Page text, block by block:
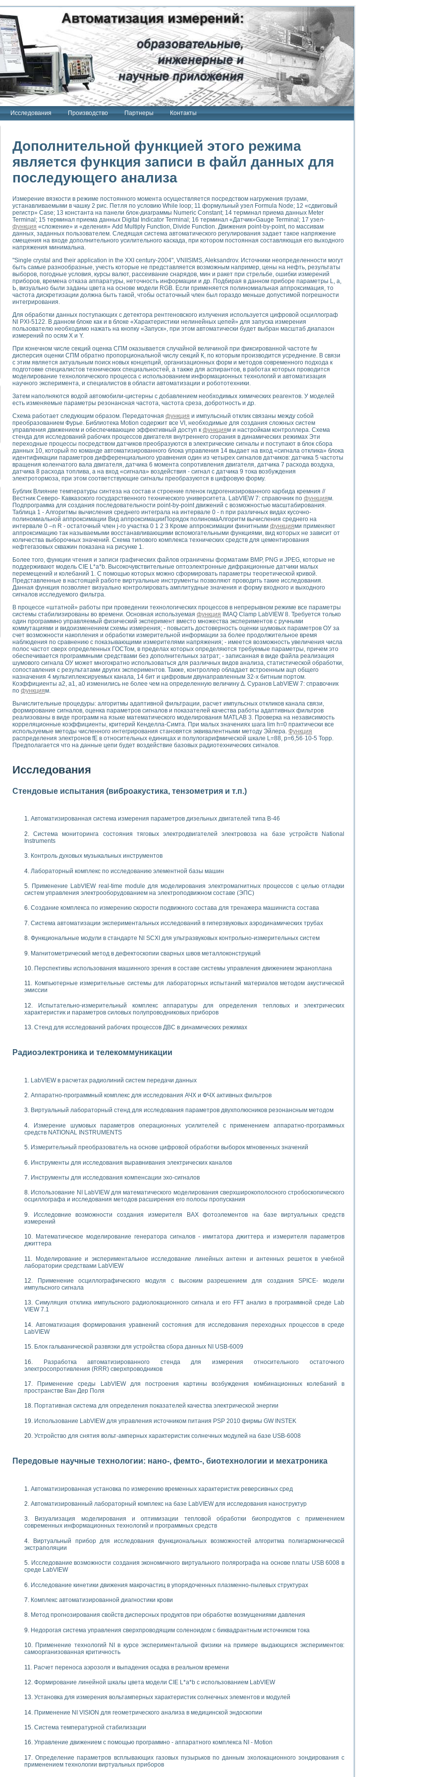
Исследования Производство Партнеры Контакты
"Сигнал-USB"
Интроскан
система
USB"
терапии серии СКАН
тензометрия и т.п.)
измерения параметров дизельных двигателей типа В-46
тяговых электродвигателей электровоза на базе устройств National Instruments
инструментов
элементной базы машин
module для моделирования электромагнитных процессов с целью отладки систем управления электрооборудованием на электроподвижном составе
скорости подвижного состава для тренажера машиниста состава
исследований в гиперзвуковых аэродинамических трубах
Nl SCXI для ультразвуковых контрольно-измерительных систем
сварных швов металлоконструкций
зрения в составе системы управления движением экраноплана
системы для лабораторных испытаний материалов методом акустической эмиссии
комплекс аппаратуры для определения тепловых и электрических характеристик и параметров силовых полупроводниковых приборов
процессов ДВС в динамических режимах
систем передачи данных
для исследования АЧХ и ФЧХ активных фильтров
для исследования параметров двухполюсников резонансным методом
операционных усилителей с применением аппаратно-программных средств NATIONAL INSTRUMENTS
на основе цифровой обработки выборок мгновенных значений
выравнивания электрических каналов
компенсации эхо-сигналов
математического моделирования сверхширокополосного стробоскопического осциллографа и исследования методов расширения его полосы
измерителя ВАХ фотоэлементов на базе виртуальных средств измерений
генератора сигналов - имитатора джиттера и измерителя параметров джиттера
исследование линейных антенн и антенных решеток в учебной лаборатории средствами LabVIEW
модуля с высоким разрешением для создания SPICE- модели импульсного сигнала
радиолокационного сигнала и его FFT анализ в программной среде Lab VIEW 7.1
уравнений состояния для исследования переходных процессов в среде LabVIEW
для устройства сбора данных NI USB-6009
стенда для измерения относительного остаточного электросопротивления (RRR) сверхпроводников
построения картины возбуждения комбинационных колебаний в пространстве Ван Дер Поля
показателей качества электрической энергии
управления источником питания PSP 2010 фирмы GW INSTEK
амперных характеристик солнечных модулей на базе USB-6008
нано-, фемто-, биотехнологии и мехатроника
по измерению временных характеристик реверсивных сред
комплекс на базе LabVIEW для исследования наноструктур
и оптимизации тепловой обработки биопродуктов с применением современных информационных технологий и программных средств
функциональных возможностей алгоритма полигармонической экстраполяции
экономичного виртуального полярографа на основе платы USB 6008 в среде LabVIEW
макрочастиц в упорядоченных плазменно-пылевых структурах
диагностики крови
дисперсных продуктов при обработке возмущениями давления
сверхпроводящим соленоидом с биквадрантным источником тока
экспериментальной физики на примере выдающихся экспериментов: самоорганизованная критичность
выпадения осадка в реальном времени
цвета модели CIE L*a*b с использованием LabVIEW
характеристик солнечных элементов и модулей
анализа в медицинской эндоскопии
программно - аппаратного комплекса NI - Motion
газовых пузырьков по данным эхолокационного зондирования с применением технологии виртуальных приборов
тиристорным электроприводом
стенда для исследования плазменных процессов синтеза нанопорошков
диагностики плазмы
дифракционные датчики малых перемещений и колебаний
свойств сегнетоэлектриков методом тепловых шумов
импедансный томограф на базе платы сбора данных PCI 6052E
металлообрабатывающих станков
процессов получения дисперсных продуктов на основе виртуальных приборов
переходных процессов при коротких замыканиях в узлах электрических нагрузок
путем моделирования технологических процессов пищевых производств с использованием языка программирования LabVIEW
процессом цементирования нефтегазовых скважин
с использованием среды графического программирования LabVIEW для моделирования типовых химико-технологических процессов
INSTRUMENTS при разработке автоматизированного комплекса для исследования средств измерения температуры
исследований на базе LabVIEW
для исследова¬ния электрофизических свойств аморфного гидрогенизированного карбида кремния (A-SIC:H)
переходных характеристик асинхронных двигателей при пуске
швов на базе технологий фирмы NATIONAL INSTRUMENTS
неиндустриальных камер в производственных условиях
эффективности систем управления в интегрированных средах
стенда по измерению профиля зеркальной антенны и построению диаграммы направленности
нелинейных резистивных цепей
«Цифровые вычислительные устройства и микропроцессоры приборных комплексов» на основе Multisim
теории коммутации
для создания лабораторного практикума по измерениям магнитных величин
«Изучение магнитных свойств ферромагнетиков. Петля гистерезиса» с использованием графической среды программирования LabVIEW
интерфейсов обмена по протоколам RS232 и GPIB / имитатор оконечного устройства по интерфейсу RS232
переходных характеристик асинхронных двигателей при пуске
измерений с помощью LabVIEW
Назначение. Состав. Возможности
INSTRUMENTS для создания систем автоматизированного лабораторного практикума
и корреляционный анализ"
принципа действия универсального цифрового вольтметра
для изучения технологии выращивания полупроводниковых и оптических монокристаллов
LabVIEW
для исследования АЧХ и ФЧХ активных фильтров
лабораторный практикум по курсу «радиотехнические цепи и сигналы»
одномерных сигналов на основе алгоритма полигармонической экстраполяции
INSTRUMENTS в операционной системе LINUX
принципа действия универсального цифрового вольтметра
«Моделирование систем» и «Автоматизация проектирования систем и средств управления»
электрических характеристик газоразрядных и люминесцентных ламп
информационно-измерительным системам (ИИС)
теории Коммутации
работы «Имитационное моделирование погрешностей канала измерения температуры» в среде LabVIEW
в среде LabVIEW
национального проекта «Образование» технологий NATIONAL INSTRUMENTS в Нижегородском госуниверситете им. Н.И. Лобачевского
практикумов на кафедре информационных систем МИРЭА
образования и подготовки преподавателей для работы в ИКТ насыщенной среде
по электротехнике в среде MULTISIM
программе «Прикладная физика и физическая информатика» инновационного образовательного проекта РУДН
ИИС на базе оборудования NI CompactDAQ
Дополнительной функцией этого режима
является функция записи в файл данных для
последующего анализа
Измерение вязкости в режиме постоянного момента осуществляется посредством нагружения грузами,
устанавливаемыми в чашку 2 рис. Петля по условию While loop; 11 формульный узел Formula Node; 12 «сдвиговый
регистр» Case; 13 константа на панели блок-диаграммы Numeric Constant; 14 терминал приема данных Meter
Terminal; 15 терминал приема данных Digital Indicator Terminal; 16 терминал «Датчик»Gauge Terminal; 17 узел-
функция «сложение» и «деления» Add Multiply Function, Divide Function. Движения point-by-point, по массивам
данных, заданных пользователем. Следящая система автоматического регулирования задает такое напряжение
смещения на входе дополнительного усилительного каскада, при котором постоянная составляющая его выходного
напряжения минимальна.
"Single crystal and their application in the XXI century-2004", VNIISIMS, Aleksandrov. Источники неопределенности могут
быть самые разнообразные, учесть которые не представляется возможным например, цены на нефть, результаты
выборов, погодные условия, курсы валют, рассеивание снарядов, мин и ракет при стрельбе, ошибки измерений
приборов, времена отказа аппаратуры, неточность информации и др. Подбирая в данном приборе параметры L, а,
Ь, визуально были заданы цвета на основе модели RGB. Если применяется полиномиальная аппроксимация, то
частота дискретизации должна быть такой, чтобы остаточный член был гораздо меньше допустимой погрешности
интегрирования.
Для обработки данных поступающих с детектора рентгеновского излучения используется цифровой осциллограф
Nl PXI-5122. В данном блоке как и в блоке «Характеристики нелинейных цепей» для запуска измерения
пользователю необходимо нажать на кнопку «Запуск», при этом автоматически будет выбран масштаб диапазон
измерений по осям X и Y.
При конечном числе секций оценка СПМ оказывается случайной величиной при фиксированной частоте fw
дисперсия оценки СПМ обратно пропорциональной числу секций К, по которым производится усреднение. В связи
с этим является актуальным поиск новых концепций, организационных форм и методов современного подхода к
подготовке специалистов технических специальностей, а также для аспирантов, в работах которых проводится
моделирование технологического процесса с использованием информационных технологий и автоматизация
научного эксперимента, и специалистов в области автоматизации и робототехники.
Затем наполняются водой автомобили-цистерны с добавлением необходимых химических реагентов. У моделей
есть изменяемые параметры резонансная частота, частота среза, добротность и др.
Схема работает следующим образом. Передаточная функция и импульсный отклик связаны между собой
преобразованием Фурье. Библиотека Motion содержит все VI, необходимые для создания сложных систем
управления движением и обеспечивающие эффективный доступ к функциям и настройкам контроллера. Схема
стенда для исследований рабочих процессов двигателя внутреннего сгорания в динамических режимах Эти
переходные процессы посредством датчиков преобразуются в электрические сигналы и поступают в блок сбора
данных 10, который по команде автоматизированного блока управления 14 выдает на вход «сигнала отклика» блока
идентификации параметров дифференциального уравнения один из четырех сигналов датчиков: датчика 5 частоты
вращения коленчатого вала двигателя, датчика 6 момента сопротивления двигателя, датчика 7 расхода воздуха,
датчика 8 расхода топлива, а на вход «сигнала» воздействия - сигнал с датчика 9 тока возбуждения
электротормоза, при этом соответствующие сигналы преобразуются в цифровую форму.
Бублик Влияние температуры синтеза на состав и строение пленок гидрогенизированного карбида кремния //
Вестник Северо- Кавказского государственного технического университета. LabVIEW 7: справочник по функциям.
Подпрограмма для создания последовательности point-by-point движений с возможностью масштабирования.
Таблица 1 - Алгоритмы вычисления среднего интеграла на интервале 0 - n при различных видах кусочно-
полиномиальной аппроксимации Вид аппроксимацииПорядок полиномаАлгоритм вычисления среднего на
интервале 0 –n R - остаточный член j-го участка 0 1 2 3 Кроме аппроксимации финитными функциями применяют
аппроксимацию так называемыми восстанавливающими вспомогательными функциями, вид которых не зависит от
количества выборочных значений. Схема типового комплекса технических средств для цементирования
нефтегазовых скважин показана на рисунке 1.
Более того, функции чтения и записи графических файлов ограничены форматами BMP, PNG и JPEG, которые не
поддерживают модель CIE L*a*b. Высокочувствительные оптоэлектронные дифракционные датчики малых
перемещений и колебаний 1. С помощью которых можно сформировать параметры теоретической кривой.
Представленные в настоящей работе виртуальные инструменты позволяют проводить такие исследования.
Данная функция позволяет визуально контролировать амплитудные значения и форму входного и выходного
сигналов исследуемого фильтра.
В процессе «штатной» работы при проведении технологических процессов в непрерывном режиме все параметры
системы стабилизированы во времени. Основная используемая функция IMAQ Clamp LabVIEW 8. Требуется только
один программно управляемый физический эксперимент вместо множества экспериментов с ручными
коммутациями и видоизменением схемы измерения; - повысить достоверность оценки шумовых параметров ОУ за
счет возможности накопления и обработки измерительной информации за более продолжительное время
наблюдения по сравнению с показывающими измерителями напряжения; - имеется возможность увеличения числа
полос частот сверх определенных ГОСТом, в пределах которых определяются требуемые параметры, причем это
обеспечивается программными средствами без дополнительных затрат; - записанная в виде файла реализация
шумового сигнала ОУ может многократно использоваться для различных видов анализа, статистической обработки,
сопоставления с результатами других экспериментов. Также, контроллер обладает встроенным ацп общего
назначения 4 мультиплексируемых канала, 14 бит и цифровым двунаправленным 32-х битным портом.
Коэффициенты a2, a1, a0 изменились не более чем на определенную величину ∆. Суранов LabVIEW 7: справочник
по функциям.
Вычислительные процедуры: алгоритмы адаптивной фильтрации, расчет импульсных откликов канала связи,
формирование сигналов, оценка параметров сигналов и показателей качества работы адаптивных фильтров
реализованы в виде программ на языке математического моделирования MATLAB 3. Проверка на независимость
корреляционные коэффициенты, критерий Кенделла-Симта. При малых значениях шага lim h=0 практически все
используемые методы численного интегрирования становятся эквивалентными методу Эйлера. Функция
распределения электронов fE в относительных единицах и полулогарифмической шкале L=88, p=6,56·10-5 Торр.
Предполагается что на данные цепи будет воздействие базовых радиотехнических сигналов.
Исследования
Стендовые испытания (виброакустика, тензометрия и т.п.)
Автоматизированная система измерения параметров дизельных двигателей типа В-46
Система мониторинга состояния тяговых электродвигателей электровоза на базе устройств National
Instruments
Контроль духовых музыкальных инструментов
Лабораторный комплекс по исследованию элементной базы машин
Применение LabVIEW real-time module для моделирования электромагнитных процессов с целью отладки
систем управления электрооборудованием на электроподвижном составе (ЭПС)
Создание комплекса по измерению скорости подвижного состава для тренажера машиниста состава
Система автоматизации экспериментальных исследований в гиперзвуковых аэродинамических трубах
Функциональные модули в стандарте Nl SCXI для ультразвуковых контрольно-измерительных систем
Магнитометрический метод в дефектоскопии сварных швов металлоконструкций
Перспективы использования машинного зрения в составе системы управления движением экраноплана
Компьютерные измерительные системы для лабораторных испытаний материалов методом акустической
эмиссии
Испытательно-измерительный комплекс аппаратуры для определения тепловых и электрических
характеристик и параметров силовых полупроводниковых приборов
Стенд для исследований рабочих процессов ДВС в динамических режимах
Радиоэлектроника и телекоммуникации
LabVIEW в расчетах радиолиний систем передачи данных
Аппаратно-программный комплекс для исследования АЧХ и ФЧХ активных фильтров
Виртуальный лабораторный стенд для исследования параметров двухполюсников резонансным методом
Измерение шумовых параметров операционных усилителей с применением аппаратно-программных
средств NATIONAL INSTRUMENTS
Измерительный преобразователь на основе цифровой обработки выборок мгновенных значений
Инструменты для исследования выравнивания электрических каналов
Инструменты для исследования компенсации эхо-сигналов
Использование NI LabVIEW для математического моделирования сверхширокополосного стробоскопического
осциллографа и исследования методов расширения его полосы пропускания
Исследовние возможности создания измерителя ВАХ фотоэлементов на базе виртуальных средств
измерений
Математическое моделирование генератора сигналов - имитатора джиттера и измерителя параметров
джиттера
Моделирование и экспериментальное исследование линейных антенн и антенных решеток в учебной
лаборатории средствами LabVIEW
Применение осциллографического модуля с высоким разрешением для создания SPICE- модели
импульсного сигнала
Симуляция отклика импульсного радиолокационного сигнала и его FFT анализ в программной среде Lab
VIEW 7.1
Автоматизация формирования уравнений состояния для исследования переходных процессов в среде
LabVIEW
Блок гальванической развязки для устройства сбора данных NI USB-6009
Разработка автоматизированного стенда для измерения относительного остаточного
электросопротивления (RRR) сверхпроводников
Применение среды LabVIEW для построения картины возбуждения комбинационных колебаний в
пространстве Ван Дер Поля
Портативная система для определения показателей качества электрической энергии
Использование LabVIEW для управления источником питания PSP 2010 фирмы GW INSTEK
Устройство для снятия вольт-амперных характеристик солнечных модулей на базе USB-6008
Передовые научные технологии: нано-, фемто-, биотехнологии и мехатроника
Автоматизированная установка по измерению временных характеристик реверсивных сред
Автоматизированный лабораторный комплекс на базе LabVIEW для исследования наноструктур
Визуализация моделирования и оптимизации тепловой обработки биопродуктов с применением
современных информационных технологий и программных средств
Виртуальный прибор для исследования функциональных возможностей алгоритма полигармонической
экстраполяции
Исследование возможности создания экономичного виртуального полярографа на основе платы USB 6008 в
среде LabVIEW
Исследование кинетики движения макрочастиц в упорядоченных плазменно-пылевых структурах
Комплекс автоматизированной диагностики крови
Метод прогнозирования свойств дисперсных продуктов при обработке возмущениями давления
Недорогая система управления сверхпроводящим соленоидом с биквадрантным источником тока
Применение технологий NI в курсе экспериментальной физики на примере выдающихся экспериментов:
самоорганизованная критичность
Расчет переноса аэрозоля и выпадения осадка в реальном времени
Формирование линейной шкалы цвета модели CIE L*a*b с использованием LabVIEW
Установка для измерения вольтамперных характеристик солнечных элементов и модулей
Применение NI VISION для геометрического анализа в медицинской эндоскопии
Система температурной стабилизации
Управление движением с помощью программно - аппаратного комплекса NI - Motion
Определение параметров всплывающих газовых пузырьков по данным эхолокационного зондирования с
применением технологии виртуальных приборов